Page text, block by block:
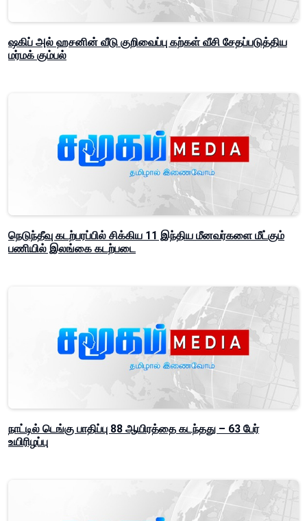
ஷகிப் அல் ஹசனின் வீடு குறிவைப்பு கற்கள் வீசி சேதப்படுத்திய
மர்மக் கும்பல்
நெடுந்தீவு கடற்பரப்பில் சிக்கிய 11 இந்திய மீனவர்களை மீட்கும்
பணியில் இலங்கை கடற்படை
நாட்டில் டெங்கு பாதிப்பு 88 ஆயிரத்தை கடந்தது – 63 பேர்
உயிரிழப்பு